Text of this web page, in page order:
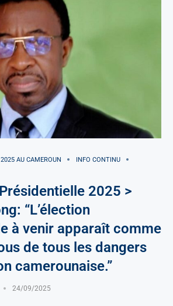
AU CAMEROUN
INFO CONTINU
2025 >
“L’élection
à venir apparaît comme
de tous les dangers
camerounaise.”
24/09/2025